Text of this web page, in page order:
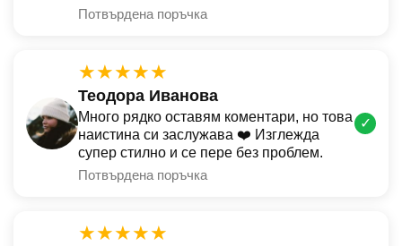
Потвърдена поръчка
★★★★★
Теодора Иванова
Много рядко оставям коментари, но това
наистина си заслужава ❤️ Изглежда
супер стилно и се пере без проблем.
Потвърдена поръчка
✓
★★★★★